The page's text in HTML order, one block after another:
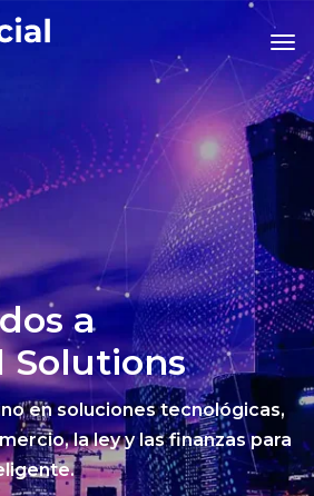
a
Solutions
en soluciones tecnológicas,
la ley y las finanzas para